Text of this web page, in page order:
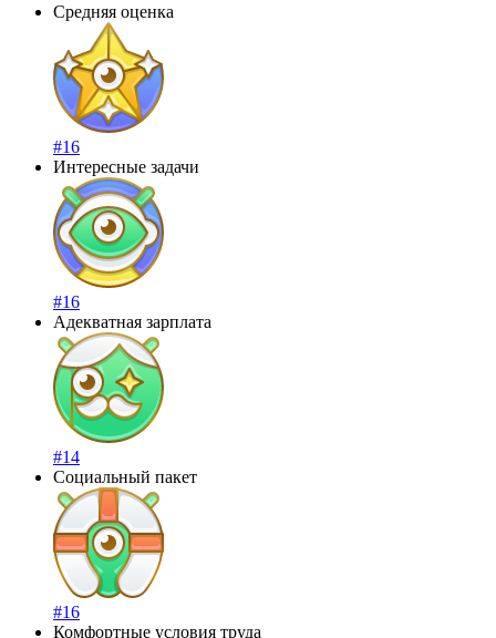
Средняя оценка
#16
Интересные задачи
#16
Адекватная зарплата
#14
Социальный пакет
#16
Комфортные условия труда